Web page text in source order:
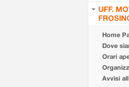
UFF.
Home
Dove
Orari
Avvisi